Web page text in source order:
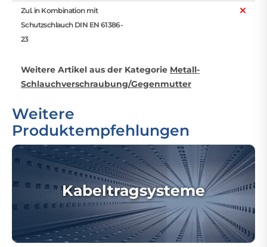
Zul. in Kombination mit
Schutzschlauch DIN EN 61386-
23
Weitere Artikel aus der Kategorie Metall-
Schlauchverschraubung/Gegenmutter
Weitere
Produktempfehlungen
Kabeltragsysteme